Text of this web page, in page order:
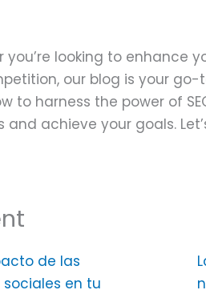
you’re looking to enhance
our blog is your go-
to harness the power of
and achieve your goals.
de las
sociales en tu
Página Página